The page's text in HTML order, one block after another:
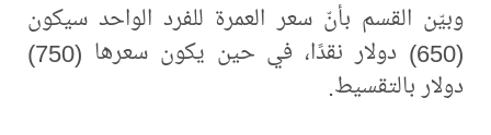
وبيّن القسم بأنّ سعر العمرة للفرد الواحد سيكون
(650) دولار نقدًا، في حين يكون سعرها (750)
دولار بالتقسيط.